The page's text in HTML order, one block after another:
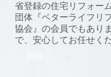
省登録の住宅リフォー
団体『ベターライフリ
協会』の会員でもあり
で、安心してお任せく